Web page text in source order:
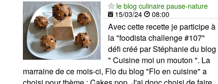
le blog culinaire pause-nature
15/03/24
08:00
Avec cette recette je participe à
la "foodista challenge #107"
défi créé par Stéphanie du blog
" Cuisine moi un mouton ". La
marraine de ce mois-ci, Flo du blog "Flo en cuisine" a